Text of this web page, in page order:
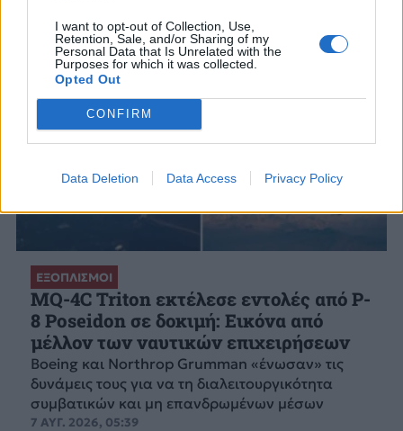
I want to opt-out of Collection, Use,
Retention, Sale, and/or Sharing of my
Personal Data that Is Unrelated with the
Purposes for which it was collected.
Opted Out
CONFIRM
Data Deletion Data Access Privacy Policy
ΕΞΟΠΛΙΣΜΟΙ
MQ-4C Triton εκτέλεσε εντολές από P-
8 Poseidon σε δοκιμή: Εικόνα από
μέλλον των ναυτικών επιχειρήσεων
Boeing και Northrop Grumman «ένωσαν» τις
δυνάμεις τους για να τη διαλειτουργικότητα
συμβατικών και μη επανδρωμένων μέσων
7 ΑΥΓ. 2026, 05:39